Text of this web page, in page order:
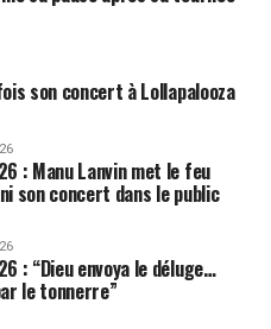
son concert à Lollapalooza
: Manu Lanvin met le feu
son concert dans le public
: “Dieu envoya le déluge…
le tonnerre”